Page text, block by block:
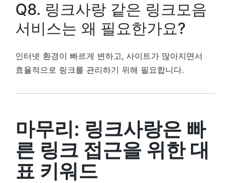
Q8. 링크사랑 같은 링크모음
서비스는 왜 필요한가요?
인터넷 환경이 빠르게 변하고, 사이트가 많아지면서
효율적으로 링크를 관리하기 위해 필요합니다.
마무리: 링크사랑은 빠
른 링크 접근을 위한 대
표 키워드